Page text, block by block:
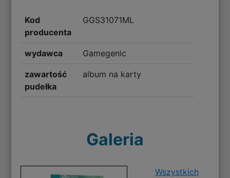
Kod
producenta
GGS31071ML
wydawca Gamegenic
zawartość
pudełka
album na karty
Galeria
Wszystkich